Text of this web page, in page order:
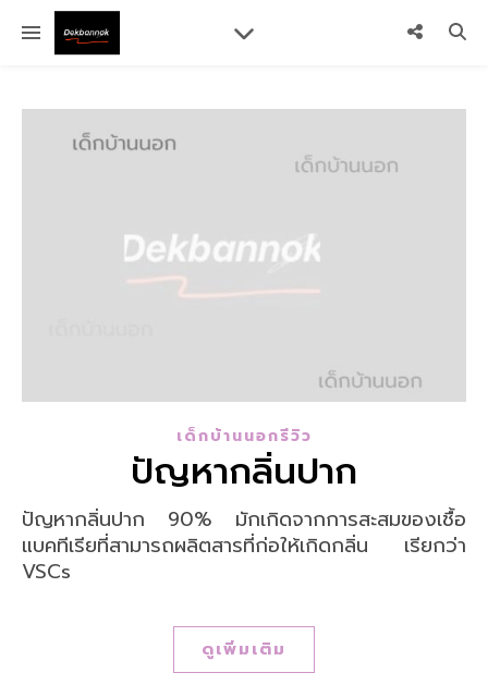
เด็กบ้านนอกรีวิว
ปัญหากลิ่นปาก
ปัญหากลิ่นปาก 90% มักเกิดจากการสะสมของเชื้อ
แบคทีเรียที่สามารถผลิตสารที่ก่อให้เกิดกลิ่น เรียกว่า
VSCs
ดูเพิ่มเติม